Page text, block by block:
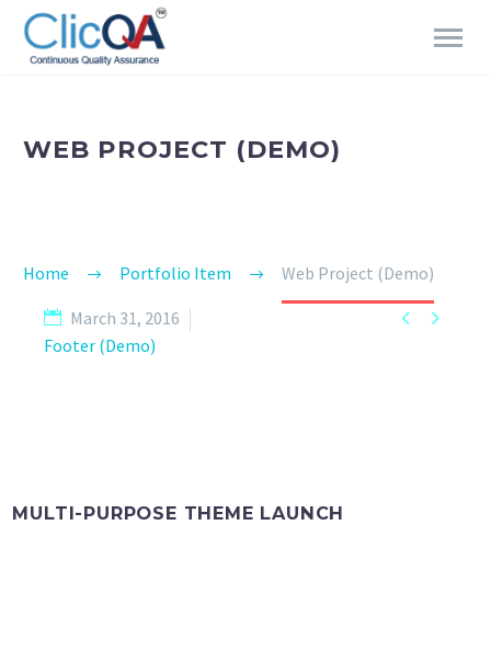
WEB PROJECT (DEMO)
Home Portfolio Item Web Project (Demo)
 
March 31, 2016
Footer (Demo)
MULTI-PURPOSE THEME LAUNCH